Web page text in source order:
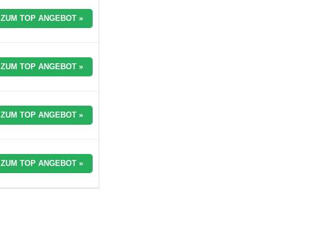
ZUM TOP ANGEBOT »
ZUM TOP ANGEBOT »
ZUM TOP ANGEBOT »
ZUM TOP ANGEBOT »